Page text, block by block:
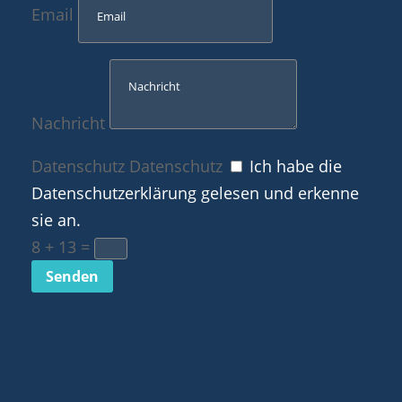
Email
Nachricht
Datenschutz Datenschutz
Ich habe die
Datenschutzerklärung gelesen und erkenne
sie an.
8 + 13 =
Senden